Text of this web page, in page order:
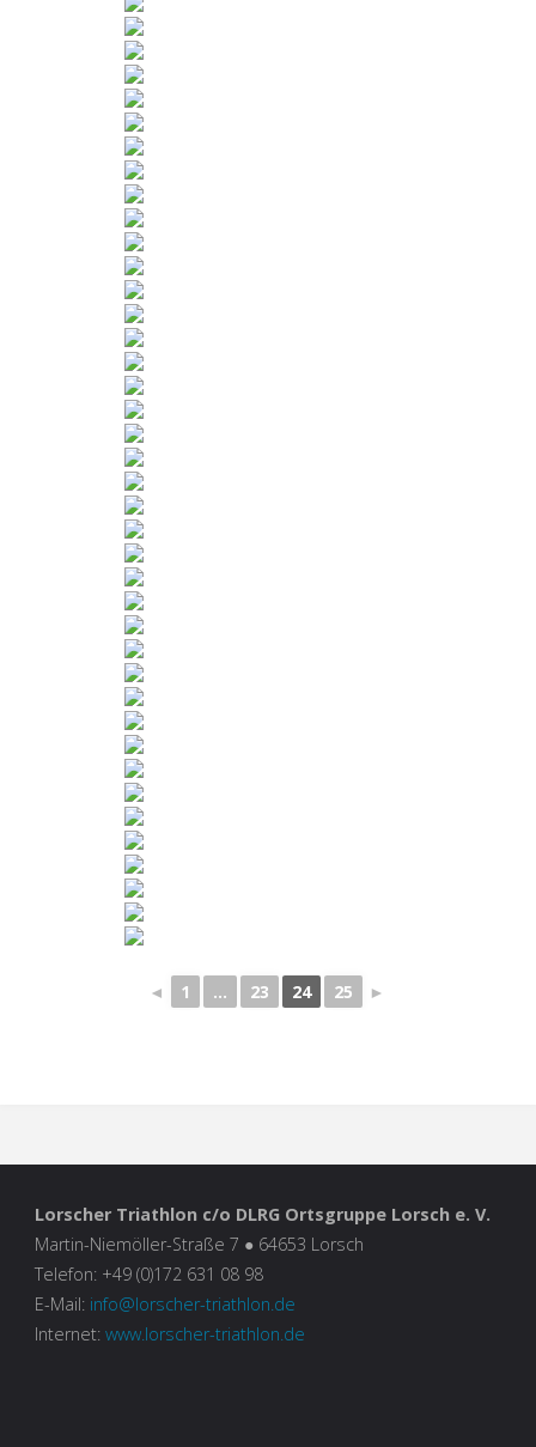
◄ 1 ... 23 24 25 ►
Lorscher Triathlon c/o DLRG Ortsgruppe Lorsch e. V.
Martin-Niemöller-Straße 7 ● 64653 Lorsch
Telefon: +49 (0)172 631 08 98
E-Mail: info@lorscher-triathlon.de
Internet: www.lorscher-triathlon.de